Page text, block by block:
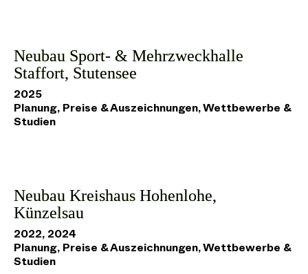
Neubau Sport- & Mehrzweckhalle
Staffort, Stutensee
2025
Planung, Preise & Auszeichnungen, Wettbewerbe &
Studien
Neubau Kreishaus Hohenlohe,
Künzelsau
2022, 2024
Planung, Preise & Auszeichnungen, Wettbewerbe &
Studien